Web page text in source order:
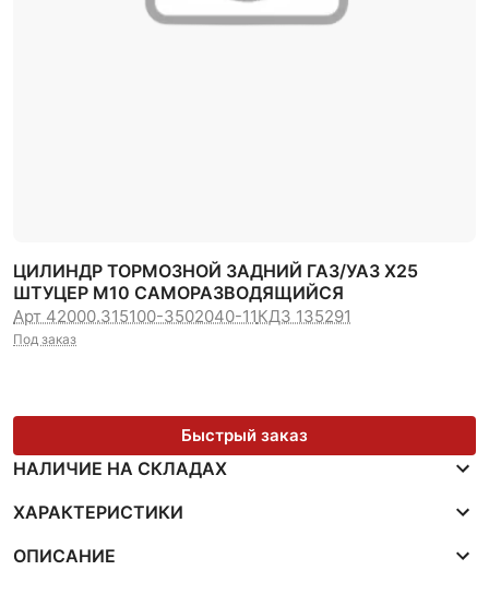
ЦИЛИНДР ТОРМОЗНОЙ ЗАДНИЙ ГАЗ/УАЗ Х25
ШТУЦЕР М10 САМОРАЗВОДЯЩИЙСЯ
Арт 42000.315100-3502040-11КДЗ 135291
Под заказ
Быстрый заказ
НАЛИЧИЕ НА СКЛАДАХ
ХАРАКТЕРИСТИКИ
ОПИСАНИЕ